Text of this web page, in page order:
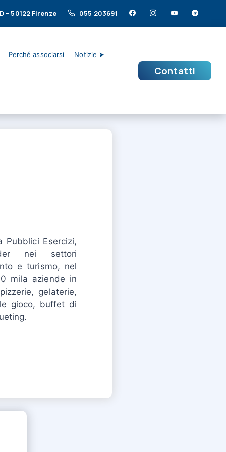
– 50122 Firenze 055 203691
Perché associarsi Notizie ➤
Contatti
Pubblici Esercizi,
nei settori
e turismo, nel
mila aziende in
gelaterie,
gioco, buffet di